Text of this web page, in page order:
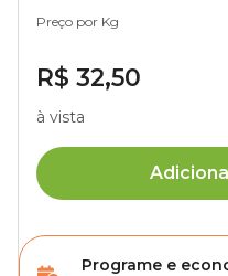
Preço por Kg
R$ 32,50
à vista
Programe e